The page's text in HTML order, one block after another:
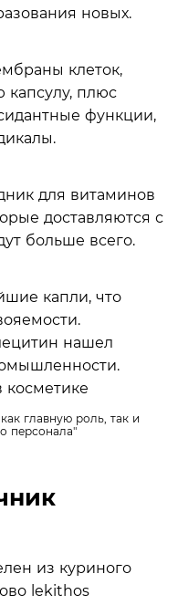
новых.
клеток,
плюс
функции,
для витаминов
доставляются с
больше всего.
капли, что
нашел
главную роль, так и
персонала"
из куриного
lekithos